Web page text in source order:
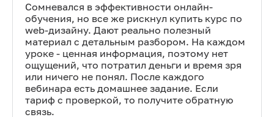
Сомневался в эффективности онлайн-
обучения, но все же рискнул купить курс по
web-дизайну. Дают реально полезный
материал с детальным разбором. На каждом
уроке - ценная информация, поэтому нет
ощущений, что потратил деньги и время зря
или ничего не понял. После каждого
вебинара есть домашнее задание. Если
тариф с проверкой, то получите обратную
связь.